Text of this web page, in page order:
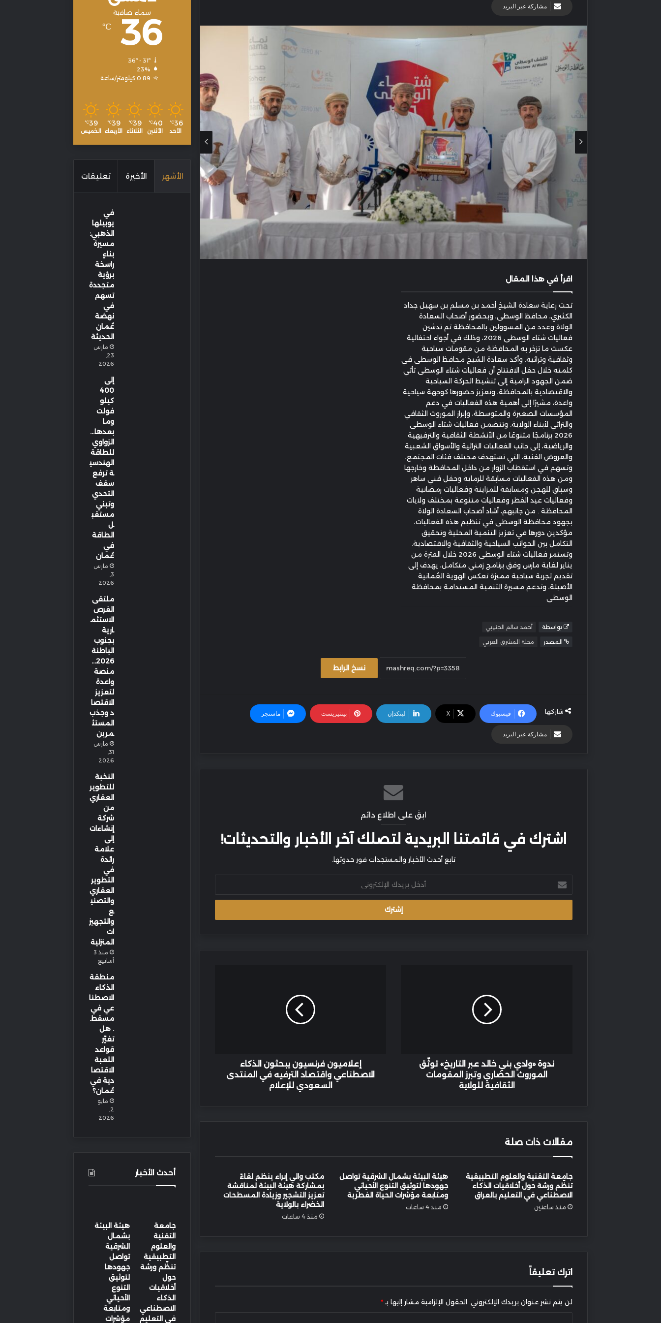
مشاركة عبر البريد
اقرأ في هذا المقال
تحت رعاية سعادة الشيخ أحمد بن مسلم بن سهيل جداد
الكثيري، محافظ الوسطى، وبحضور أصحاب السعادة
الولاة وعدد من المسوولين بالمحافظة تم تدشين
فعاليات شتاء الوسطى 2026، وذلك في أجواء احتفالية
عكست ما تزخر به المحافظة من مقومات سياحية
وثقافية وتراثية. وأكد سعادة الشيخ محافظ الوسطى في
كلمته خلال حفل الافتتاح أن فعاليات شتاء الوسطى تأتي
ضمن الجهود الرامية إلى تنشيط الحركة السياحية
والاقتصادية بالمحافظة، وتعزيز حضورها كوجهة سياحية
واعدة، مشيرًا إلى أهمية هذه الفعاليات في دعم
المؤسسات الصغيرة والمتوسطة، وإبراز الموروث الثقافي
والتراثي لأبناء الولاية. وتتضمن فعاليات شتاء الوسطى
2026 برنامجًا متنوعًا من الأنشطة الثقافية والترفيهية
والرياضية، إلى جانب الفعاليات التراثية والأسواق الشعبية
والعروض الفنية، التي تستهدف مختلف فئات المجتمع،
وتسهم في استقطاب الزوار من داخل المحافظة وخارجها
ومن هذه الفعاليات مسابقة للرماية وحفل فني ساهر
وسباق للهجن ومسابقة للمزاينة وفعاليات رمضانية
وفعاليات عيد الفطر وفعاليات متنوعة بمختلف ولايات
المحافظة . من جانبهم، أشاد أصحاب السعادة الولاة
بجهود محافظة الوسطى في تنظيم هذه الفعاليات،
مؤكدين دورها في تعزيز التنمية المحلية وتحقيق
التكامل بين الجوانب السياحية والثقافية والاقتصادية.
وتستمر فعاليات شتاء الوسطى 2026 خلال الفترة من
يناير لغاية مارس وفق برنامج زمني متكامل، يهدف إلى
تقديم تجربة سياحية مميزة تعكس الهوية العُمانية
الأصيلة، وتدعم مسيرة التنمية المستدامة بمحافظة
الوسطى
بواسطة أحمد سالم الجنيبي
المصدر مجلة المشرق العربي
نسخ الرابط
شاركها فيسبوك ‫X لينكدإن بينتيريست ماسنجر
مشاركة عبر البريد
ابقَ على اطلاع دائم
اشترك في قائمتنا البريدية لتصلك آخر الأخبار والتحديثات!
تابع أحدث الأخبار والمستجدات فور حدوثها.
بريدك
الإلكتروني
المقومات
ندوة «وادي بني خالد عبر التاريخ» توثّق
الموروث الحضاري وتبرز المقومات
الثقافية للولاية
السعودي
للإعلام
إعلاميون فرنسيون يبحثون الذكاء
الاصطناعي واقتصاد الترفيه في المنتدى
السعودي للإعلام
مقالات ذات صلة
جامعة التقنية والعلوم التطبيقية
تنظّم ورشة حول أخلاقيات الذكاء
الاصطناعي في التعليم بالعراق
منذ ساعتين
هيئة البيئة بشمال الشرقية تواصل
جهودها لتوثيق التنوع الأحيائي
ومتابعة مؤشرات الحياة الفطرية
منذ 4 ساعات
مكتب والي إبراء ينظم لقاءً
بمشاركة هيئة البيئة لمناقشة
تعزيز التشجير وزيادة المسطحات
الخضراء بالولاية
منذ 4 ساعات
اترك تعليقاً
لن يتم نشر عنوان بريدك الإلكتروني. الحقول الإلزامية مشار إليها بـ*
سماء صافية
36
℃
36º - 31º
23%
0.89 كيلومتر/ساعة
36
℃
الأحد
40
℃
الأثنين
39
℃
الثلاثاء
39
℃
الأربعاء
39
℃
الخميس
الأشهر الأخيرة تعليقات
في
يوبيلها
الذهبي:
مسيرة
بناءٍ
راسخة
برؤية
متجددة
تسهم
في
نهضة
عُمان
الحديثة
مارس
23,
2026
إلى
400
كيلو
فولت
وما
بعدها…
الزواوي
للطاقة
الهندسي
ة ترفع
سقف
التحدي
وتبني
مستقب
ل
الطاقة
في
عُمان
مارس
3,
2026
ملتقى
الفرص
الاستثم
ارية
بجنوب
الباطنة
2026…
منصة
واعدة
لتعزيز
الاقتصا
د وجذب
المستث
مرين
مارس
31,
2026
النخبة
للتطوير
العقاري
من
شركة
إنشاءات
إلى
علامة
رائدة
في
التطوير
العقاري
والتصني
ع
والتجهيز
ات
المنزلية
منذ 3
أسابيع
منطقة
الذكاء
الاصطنا
عي في
مسقط.
. هل
تغيّر
قواعد
اللعبة
الاقتصا
دية في
عُمان؟
مايو
2,
2026
أحدث الأخبار
جامعة
التقنية
والعلوم
التطبيقية
تنظّم ورشة
حول
أخلاقيات
الذكاء
الاصطناعي
في التعليم
هيئة البيئة
بشمال
الشرقية
تواصل
جهودها
لتوثيق
التنوع
الأحيائي
ومتابعة
مؤشرات